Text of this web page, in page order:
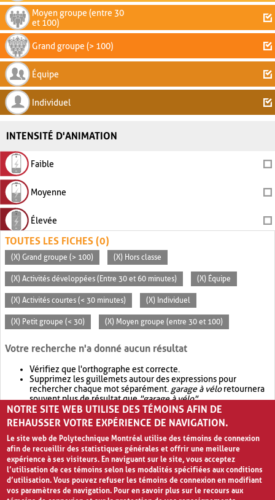
Moyen groupe (entre 30
et 100)
Grand groupe (> 100)
Équipe
Individuel
INTENSITÉ D'ANIMATION
Faible
Moyenne
Élevée
TOUTES LES FICHES (0)
(X) Grand groupe (> 100) (X) Hors classe
(X) Activités développées (Entre 30 et 60 minutes) (X) Équipe
(X) Activités courtes (< 30 minutes) (X) Individuel
(X) Petit groupe (< 30) (X) Moyen groupe (entre 30 et 100)
Votre recherche n'a donné aucun résultat
Vérifiez que l'orthographe est correcte.
Supprimez les guillemets autour des expressions pour
rechercher chaque mot séparément. garage à véloretournera
souvent plus de résultat que"garage à vélo".
Envisagez d'élargir votre recherche avec OR.garage OR vélo
retournera souvent plus de résultat quegarage à vélo
NOTRE SITE WEB UTILISE DES TÉMOINS AFIN DE
REHAUSSER VOTRE EXPÉRIENCE DE NAVIGATION.
Le site web de Polytechnique Montréal utilise des témoins de connexion
afin de recueillir des statistiques générales et offrir une meilleure
expérience à ses visiteurs. En naviguant sur le site, vous acceptez
l’utilisation de ces témoins selon les modalités spécifiées aux conditions
d’utilisation. Vous pouvez refuser les témoins de connexion en modifiant
vos paramètres de navigation. Pour en savoir plus sur le recours aux